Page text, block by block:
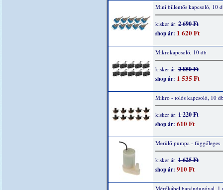
Mini billentős kapcsoló, 10
kisker ár:2 690 Ft
shop ár: 1 620 Ft
Mikrokapcsoló, 10 db
kisker ár:2 850 Ft
shop ár: 1 535 Ft
Mikro - tolós kapcsoló, 10
kisker ár:1 220 Ft
shop ár: 610 Ft
Merülő pumpa - függőleges
kisker ár:1 625 Ft
shop ár: 910 Ft
Mérőkábel banándugóval, 1